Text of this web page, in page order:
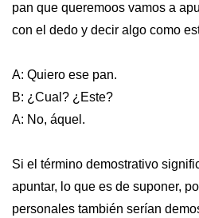
pan que queremoos vamos a
con el dedo y decir algo como
A: Quiero ese pan.
B: ¿Cual? ¿Este?
A: No, áquel.
Si el término demostrativo
apuntar, lo que es de suponer,
personales también serían